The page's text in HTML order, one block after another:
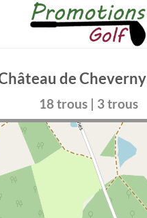
de Cheverny
18 trous | 3 trous